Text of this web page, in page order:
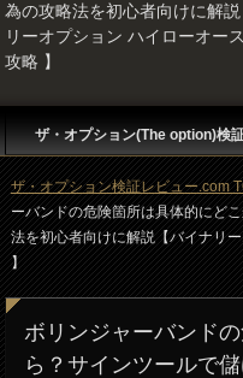
為の攻略法を初心者向けに解
リーオプション ハイローオー
攻略 】
ザ・オプション(The option)検
ザ・オプション検証レビュー.com
ーバンドの危険箇所は具体的にど
法を初心者向けに解説【バイナリ
】
ボリンジャーバンド
ら？サインツールで